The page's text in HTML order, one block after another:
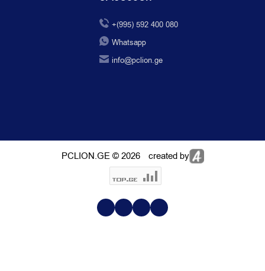
+(995) 592 400 080
Whatsapp
info@pclion.ge
PCLION.GE © 2026 created by